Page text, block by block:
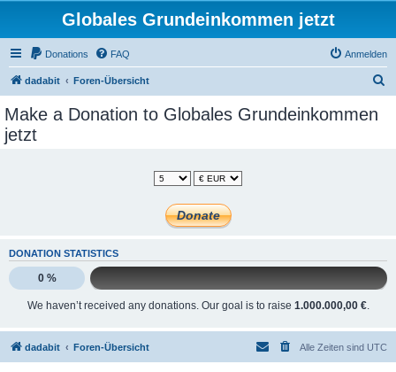
Globales Grundeinkommen jetzt
Donations FAQ Anmelden
dadabit Foren-Übersicht
Make a Donation to Globales Grundeinkommen
jetzt
DONATION STATISTICS
0 %
We haven’t received any donations. Our goal is to raise 1.000.000,00 €.
dadabit Foren-Übersicht Alle Zeiten sind UTC